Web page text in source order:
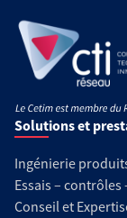
Solutions et
Ingénierie
Essais – contrôles
Conseil et